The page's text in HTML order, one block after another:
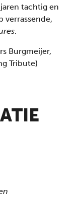
tachtig en
verrassende,
Burgmeijer,
Tribute)